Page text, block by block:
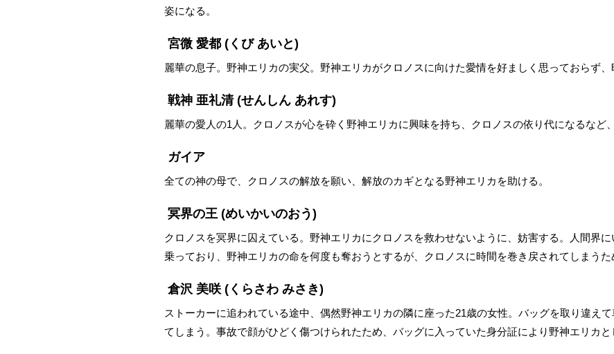
姿になる。
宮微 愛都(くび あいと)
麗華の息子。野神エリカの実父。野神エリカがクロノスに向けた愛情を好ましく思っておらず、
戦神 亜礼清(せんしん あれす)
麗華の愛人の1人。クロノスが心を砕く野神エリカに興味を持ち、クロノスの依り代になるなど
ガイア
全ての神の母で、クロノスの解放を願い、解放のカギとなる野神エリカを助ける。
冥界の王 (めいかいのおう)
クロノスを冥界に囚えている。野神エリカにクロノスを救わせないように、妨害する。人間界
乗っており、野神エリカの命を何度も奪おうとするが、クロノスに時間を巻き戻されてしまうた
倉沢 美咲 (くらさわ みさき)
ストーカーに追われている途中、偶然野神エリカの隣に座った21歳の女性。バッグを取り違え
てしまう。事故で顔がひどく傷つけられたため、バッグに入っていた身分証により野神エリカと